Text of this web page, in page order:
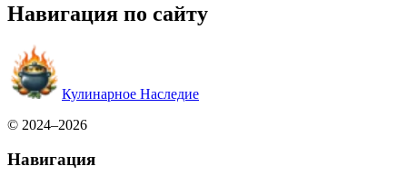
Навигация по сайту
Кулинарное Наследие
© 2024–2026
Навигация